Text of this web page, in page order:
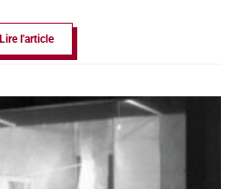
Lire l'article